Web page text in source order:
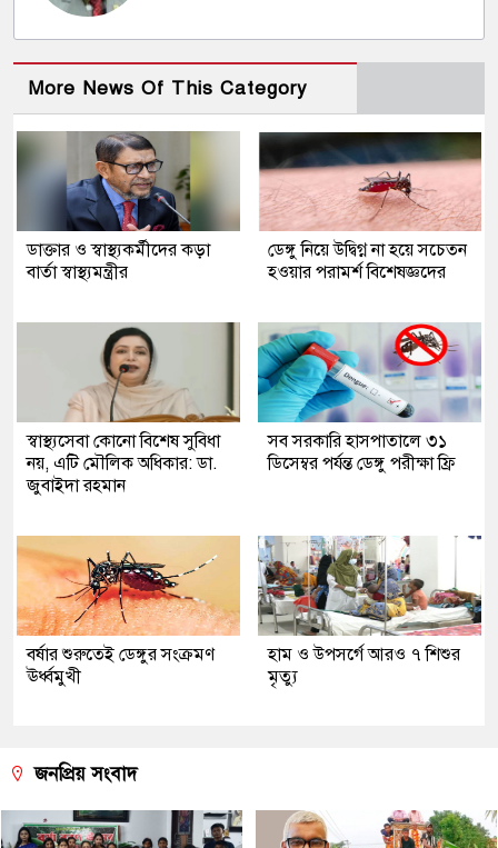
More News Of This Category
ডাক্তার ও স্বাস্থ্যকর্মীদের কড়া
বার্তা স্বাস্থ্যমন্ত্রীর
ডেঙ্গু নিয়ে উদ্বিগ্ন না হয়ে সচেতন
হওয়ার পরামর্শ বিশেষজ্ঞদের
স্বাস্থ্যসেবা কোনো বিশেষ সুবিধা
নয়, এটি মৌলিক অধিকার: ডা.
জুবাইদা রহমান
সব সরকারি হাসপাতালে ৩১
ডিসেম্বর পর্যন্ত ডেঙ্গু পরীক্ষা ফ্রি
বর্ষার শুরুতেই ডেঙ্গুর সংক্রমণ
ঊর্ধ্বমুখী
হাম ও উপসর্গে আরও ৭ শিশুর
মৃত্যু
জনপ্রিয় সংবাদ